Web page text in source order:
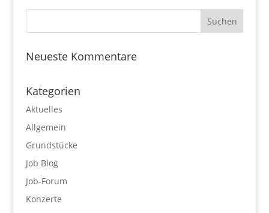
Neueste Kommentare
Kategorien
Aktuelles
Allgemein
Grundstücke
Job Blog
Job-Forum
Konzerte